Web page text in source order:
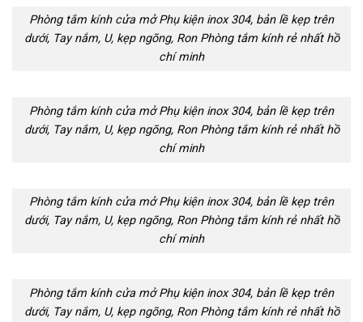
Phòng tắm kính cửa mở Phụ kiện inox 304, bản lề kẹp trên
dưới, Tay nắm, U, kẹp ngõng, Ron Phòng tắm kính rẻ nhất hồ
chí minh
Phòng tắm kính cửa mở Phụ kiện inox 304, bản lề kẹp trên
dưới, Tay nắm, U, kẹp ngõng, Ron Phòng tắm kính rẻ nhất hồ
chí minh
Phòng tắm kính cửa mở Phụ kiện inox 304, bản lề kẹp trên
dưới, Tay nắm, U, kẹp ngõng, Ron Phòng tắm kính rẻ nhất hồ
chí minh
Phòng tắm kính cửa mở Phụ kiện inox 304, bản lề kẹp trên
dưới, Tay nắm, U, kẹp ngõng, Ron Phòng tắm kính rẻ nhất hồ